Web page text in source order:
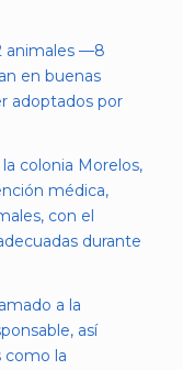
animales —8
en buenas
adoptados por
colonia Morelos,
médica,
con el
durante
a la
así
como la